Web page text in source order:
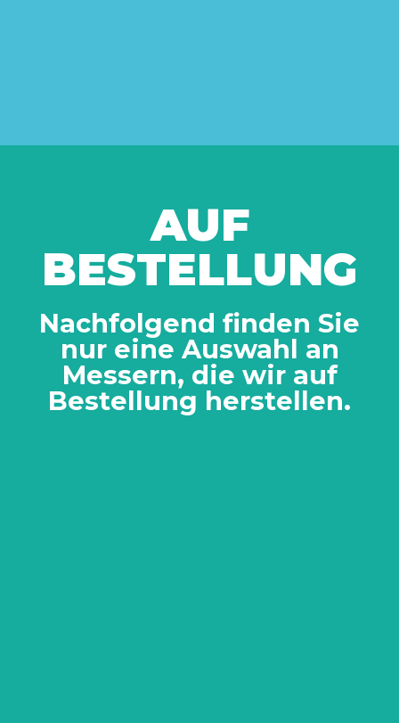
AUF
BESTELLUNG
Nachfolgend finden Sie
nur eine Auswahl an
Messern, die wir auf
Bestellung herstellen.